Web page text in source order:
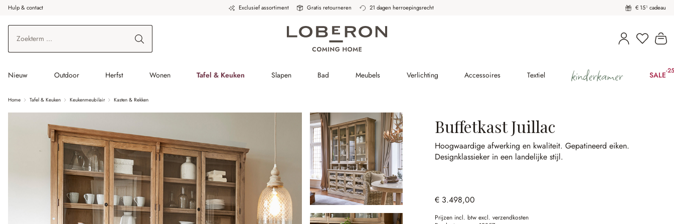
de hoofdinhoud
Ga naar zoeken
Ga naar de hoofdnavigatie
Hulp & contact Exclusief assortiment Gratis retourneren 21 dagen herroepingsrecht € 15¹ cadeau
U heeft
Nieuw Outdoor Herfst Wonen Tafel & Keuken Slapen Bad Meubels Verlichting Accessoires Textiel kinderkamer SALE-
Home Tafel & Keuken Keukenmeubilair Kasten & Rekken
Buffetkast Juillac
Hoogwaardige afwerking en kwaliteit.Gepatineerd eiken.
Designklassieker in een landelijke stijl.
€ 3.498,00
Prijzen incl. btw excl. verzendkosten